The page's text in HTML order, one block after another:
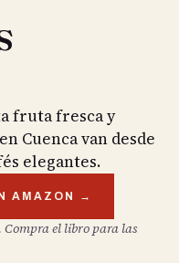
fruta fresca y
Cuenca van desde
elegantes.
AMAZON →
Compra el libro para las